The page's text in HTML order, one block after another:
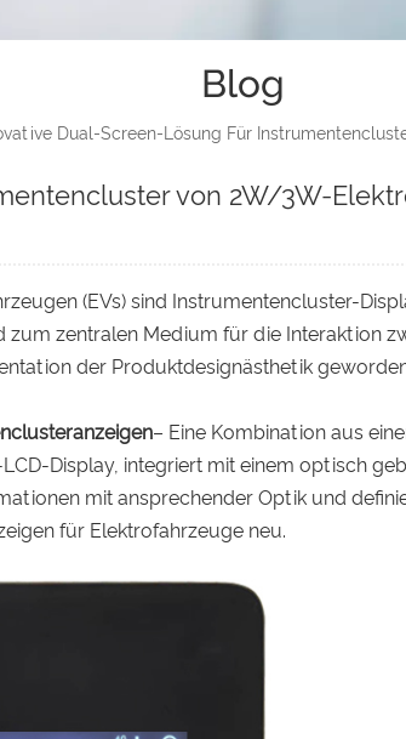
Blog
Dual-Screen-Lösung Für
von 2W/3W-
(EVs) sind Instrumentencluster-
zum zentralen Medium für die Interaktion
der Produktdesignästhetik
– Eine Kombination aus
Display, integriert mit einem optisch
mit ansprechender Optik und
für Elektrofahrzeuge neu.